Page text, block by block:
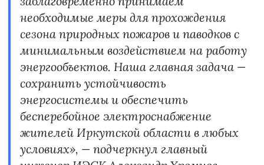
необходимые меры для прохождения
сезона природных пожаров и паводков с
минимальным воздействием на работу
энергообъектов. Наша главная задача —
сохранить устойчивость
энергосистемы и обеспечить
бесперебойное электроснабжение
жителей Иркутской области в любых
условиях», — подчеркнул главный